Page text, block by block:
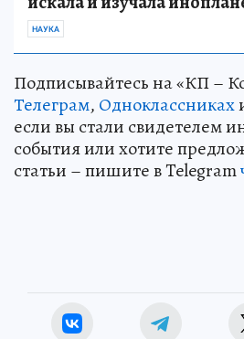
НАУКА
Подписывайтесь на «КП –
Телеграм, Одноклассниках
если вы стали свидетелем
события или хотите
статьи – пишите в Telegram